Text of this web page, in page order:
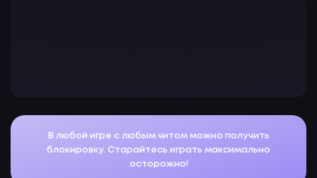
В любой игре с любым читом можно получить
блокировку. Старайтесь играть максимально
осторожно!